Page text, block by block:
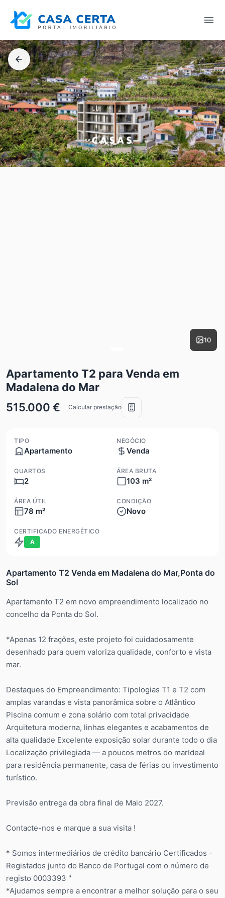
10
Apartamento T2 para Venda em
Madalena do Mar
515.000 €
Calcular prestação
TIPO
Apartamento
NEGÓCIO
Venda
QUARTOS
2
ÁREA BRUTA
103 m²
ÁREA ÚTIL
78 m²
CONDIÇÃO
Novo
CERTIFICADO ENERGÉTICO
A
Apartamento T2 Venda em Madalena do Mar,Ponta do
Sol
Apartamento T2 em novo empreendimento localizado no
concelho da Ponta do Sol.
*Apenas 12 frações, este projeto foi cuidadosamente
desenhado para quem valoriza qualidade, conforto e vista
mar.
Destaques do Empreendimento: Tipologias T1 e T2 com
amplas varandas e vista panorâmica sobre o Atlântico
Piscina comum e zona solário com total privacidade
Arquitetura moderna, linhas elegantes e acabamentos de
alta qualidade Excelente exposição solar durante todo o dia
Localização privilegiada — a poucos metros do marIdeal
para residência permanente, casa de férias ou investimento
turístico.
Previsão entrega da obra final de Maio 2027.
Contacte-nos e marque a sua visita !
* Somos intermediários de crédito bancário Certificados -
Registados junto do Banco de Portugal com o número de
registo 0003393 "
*Ajudamos sempre a encontrar a melhor solução para o seu